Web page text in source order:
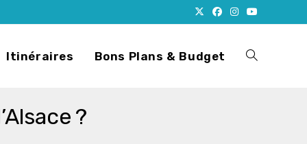
Itinéraires Bons Plans & Budget Toggle
?